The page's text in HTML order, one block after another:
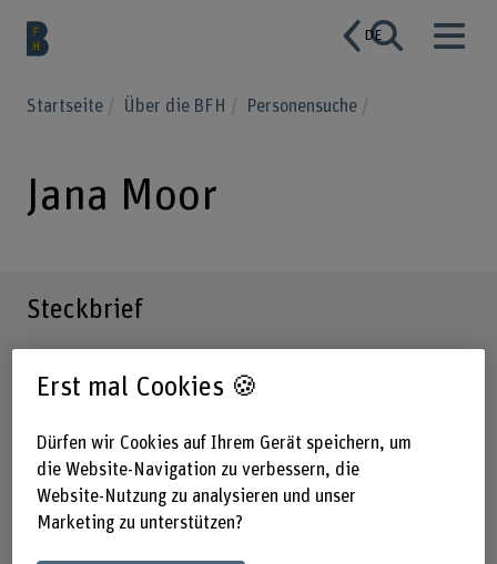
DE
Startseite Über die BFH Personensuche
Jana Moor
Steckbrief
Erst mal Cookies 🍪
Dürfen wir Cookies auf Ihrem Gerät speichern, um
die Website-Navigation zu verbessern, die
Website-Nutzung zu analysieren und unser
Marketing zu unterstützen?